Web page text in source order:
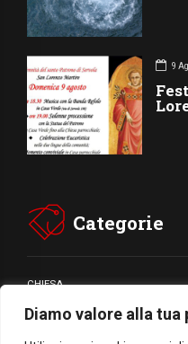
Diamo valore alla tua
9
Categorie
CHIESA
CARITÁ